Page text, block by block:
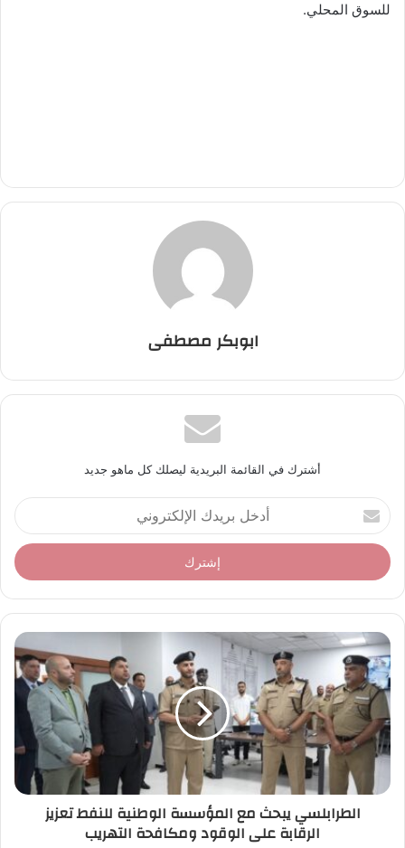
للسوق المحلي.
ابوبكر مصطفى
أشترك في القائمة البريدية ليصلك كل ماهو جديد
أ
د
خ
ل
ر
د
ك
ا
ل
إ
ل
ك
ر
الطرابلسي يبحث مع المؤسسة الوطنية للنفط تعزيز
الرقابة على الوقود ومكافحة التهريب